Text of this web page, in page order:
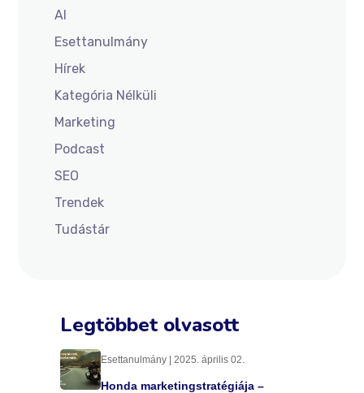
AI
Esettanulmány
Hírek
Kategória Nélküli
Marketing
Podcast
SEO
Trendek
Tudástár
Legtöbbet olvasott
Esettanulmány | 2025. április 02.
Honda marketingstratégiája –